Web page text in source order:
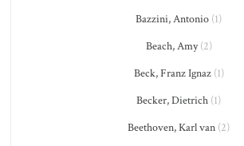
Bazzini, Antonio (1)
Beach, Amy(2)
Beck, Franz Ignaz(1)
Becker, Dietrich (1)
Beethoven, Karl van (2)